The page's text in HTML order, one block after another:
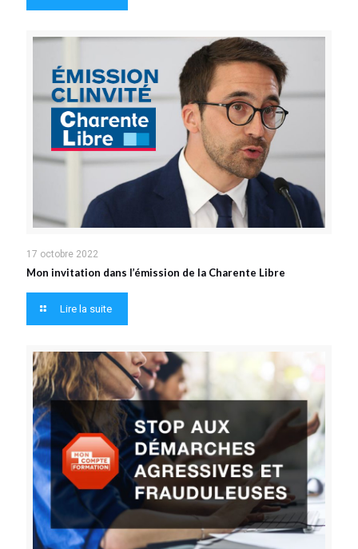
17 octobre 2022
Mon invitation dans l’émission de la Charente Libre
Lire la suite